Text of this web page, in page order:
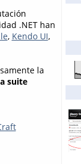
.NET han
, Kendo UI,
la
suite